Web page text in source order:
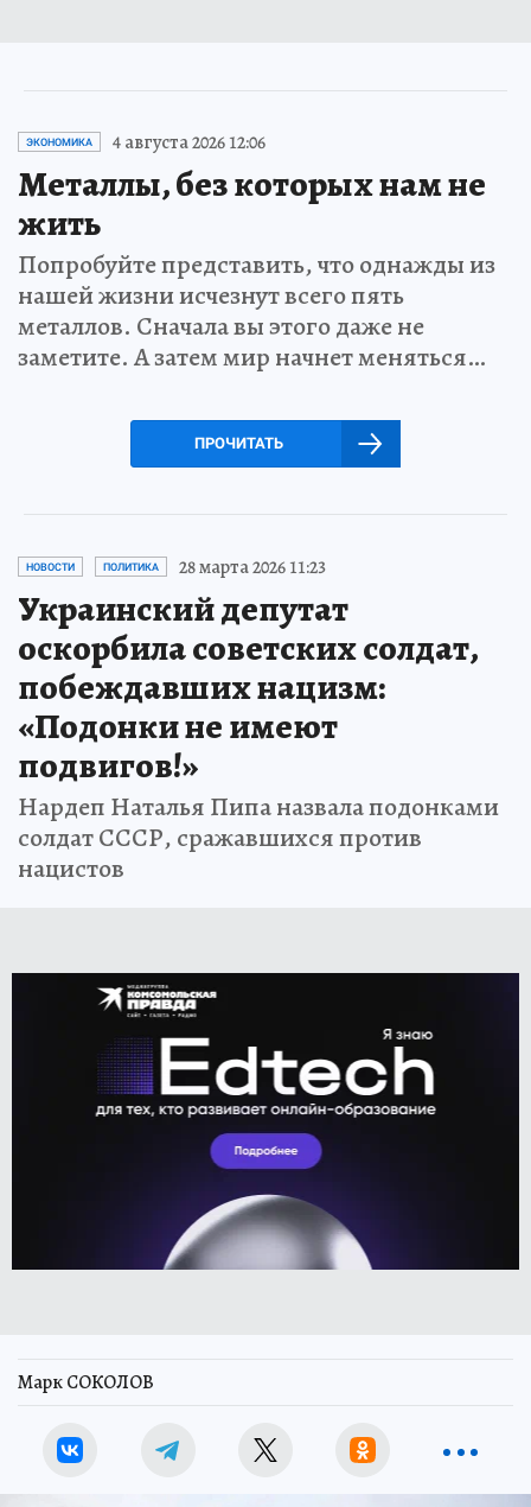
ЭКОНОМИКА 4 августа 2026 12:06
Металлы, без которых нам не
жить
Попробуйте представить, что однажды из
нашей жизни исчезнут всего пять
металлов. Сначала вы этого даже не
заметите. А затем мир начнет меняться…
ПРОЧИТАТЬ
НОВОСТИ ПОЛИТИКА 28 марта 2026 11:23
Украинский депутат
оскорбила советских солдат,
побеждавших нацизм:
«Подонки не имеют
подвигов!»
Нардеп Наталья Пипа назвала подонками
солдат СССР, сражавшихся против
нацистов
Марк СОКОЛОВ